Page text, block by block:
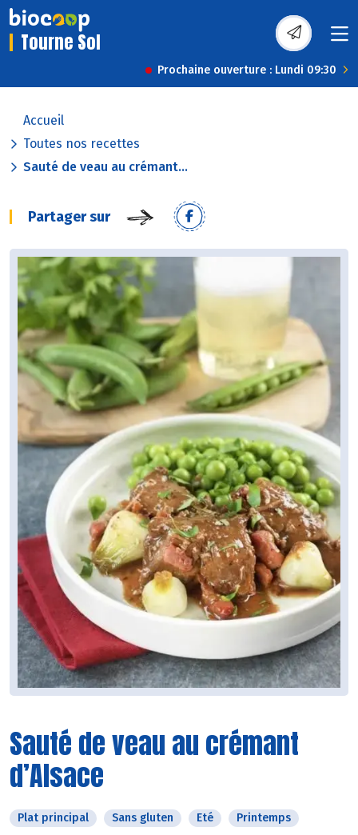
Tourne Sol
Prochaine ouverture : Lundi 09:30
Accueil
Toutes nos recettes
Sauté de veau au crémant...
Partager sur
Sauté de veau au crémant
d’Alsace
Plat principal Sans gluten Eté Printemps